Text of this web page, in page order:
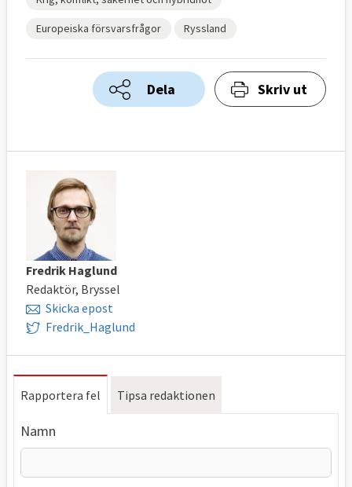
Europeiska försvarsfrågor Ryssland
Dela Skriv ut
Fredrik Haglund
Redaktör, Bryssel
Skicka epost
Fredrik_Haglund
Rapportera fel Tipsa redaktionen
Namn